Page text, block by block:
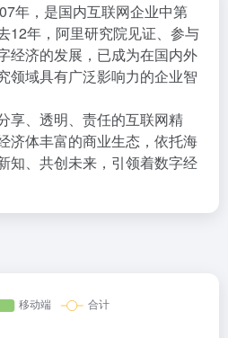
年，是国内互联网企业中第
12年，阿里研究院见证、参与
经济的发展，已成为在国内外
领域具有广泛影响力的企业智
享、透明、责任的互联网精
济体丰富的商业生态，依托海
知、共创未来，引领着数字经